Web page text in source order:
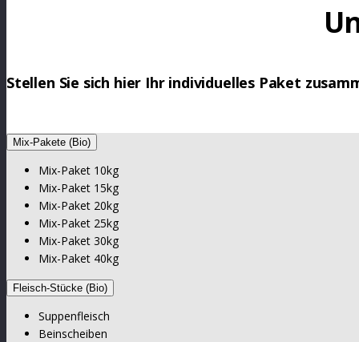
Stellen Sie sich hier Ihr individuelles Paket
Mix-Pakete (Bio)
Mix-Paket 10kg
Mix-Paket 15kg
Mix-Paket 20kg
Mix-Paket 25kg
Mix-Paket 30kg
Mix-Paket 40kg
Fleisch-Stücke (Bio)
Suppenfleisch
Beinscheiben